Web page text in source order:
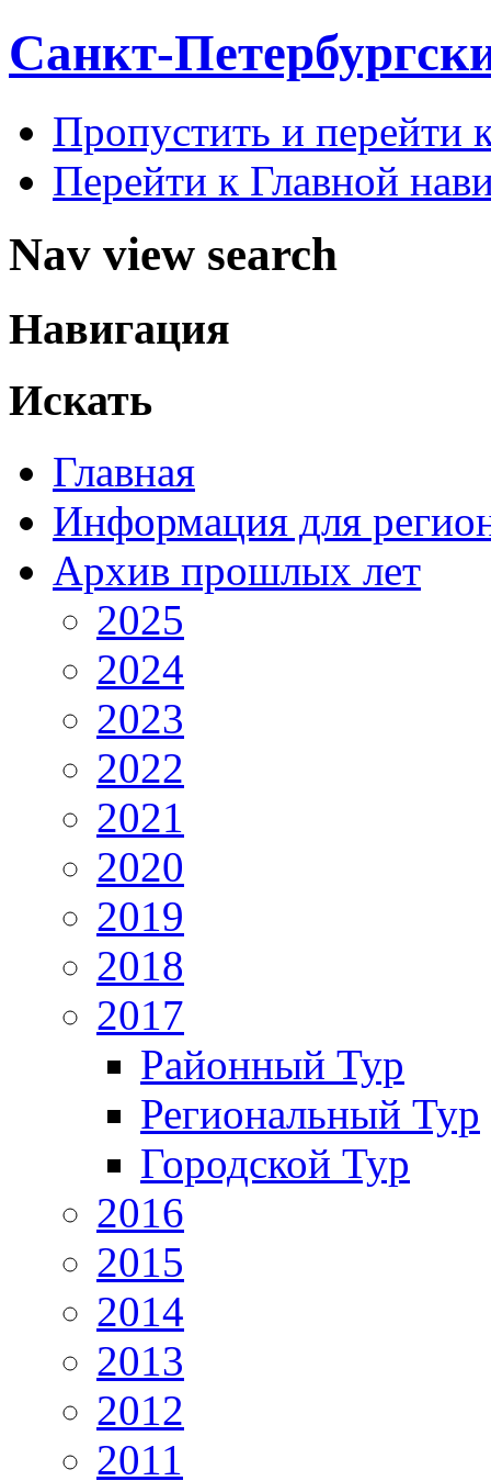
Санкт-
Пропустить и перейти
Перейти к Главной
Nav view search
Навигация
Искать
Главная
Информация для
Архив прошлых лет
2025
2024
2023
2022
2021
2020
2019
2018
2017
Районный Тур
Региональный Тур
Городской Тур
2016
2015
2014
2013
2012
2011